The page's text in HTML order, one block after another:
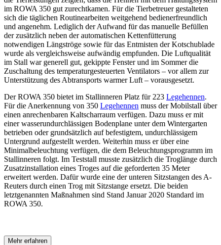
im ROWA 350 gut zurechtkamen. Für die Tierbetreuer gestalteten
sich die täglichen Routinearbeiten weitgehend bedienerfreundlich
und angenehm. Lediglich der Aufwand für das manuelle Befüllen
der zusätzlich neben der automatischen Kettenfütterung
notwendigen Längströge sowie für das Entmisten der Kotschublade
wurde als vergleichsweise aufwändig empfunden. Die Luft­qua­lität
im Stall war generell gut, gekippte Fenster und im Sommer die
Zuschaltung des temperaturgesteuerten Ventilators – vor allem zur
Unterstützung des Abtransports warmer Luft – vorausgesetzt.
Der ROWA 350 bietet im Stallinneren Platz für 223 Legehennen.
Für die Anerkennung von 350 Legehennen muss der Mobilstall über
einen anrechenbaren Kaltscharraum verfügen. Dazu muss er mit
einer wasserundurchlässigen Bodenplane unter dem Wintergarten
betrieben oder grundsätzlich auf befestigtem, undurchlässigem
Untergrund aufgestellt werden. Weiterhin muss er über eine
Minimalbeleuchtung verfügen, die dem Beleuchtungsprogramm im
Stallinneren folgt. Im Teststall musste zusätzlich die Troglänge durch
Zusatzinstallation eines Troges auf die geforderten 35 Meter
erweitert werden. Dafür wurde eine der unteren Sitzstangen des A-
Reuters durch einen Trog mit Sitzstange ersetzt. Die beiden
letztgenannten Maßnahmen sind Stand Januar 2020 Standard im
ROWA 350.
Mehr erfahren